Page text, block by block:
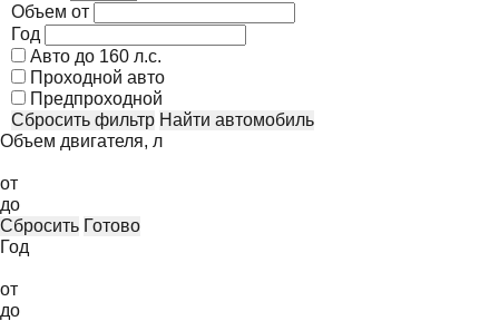
Объем от
Год
Авто до 160 л.с.
Проходной авто
Предпроходной
Сбросить фильтр
Найти автомобиль
Объем двигателя, л
от
до
Сбросить Готово
Год
от
до